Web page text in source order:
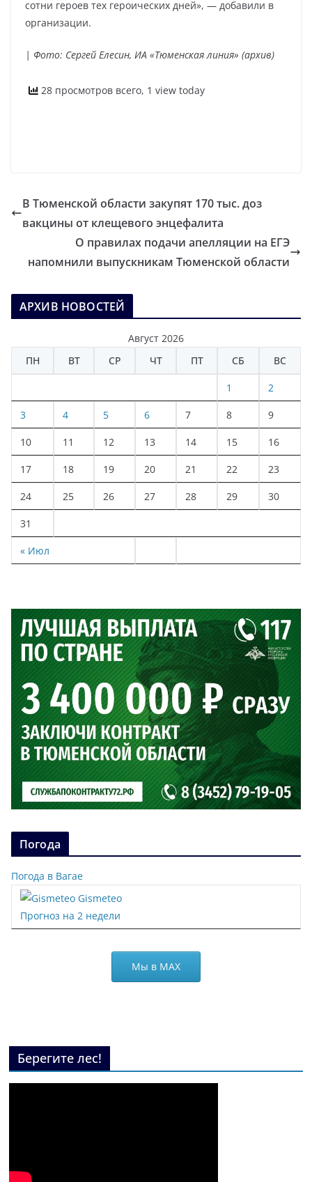
сотни героев тех героических дней», — добавили в
организации.
| Фото: Сергей Елесин, ИА «Тюменская линия» (архив)
28 просмотров всего, 1 view today
В Тюменской области закупят 170 тыс. доз
вакцины от клещевого энцефалита
О правилах подачи апелляции на ЕГЭ
напомнили выпускникам Тюменской области
АРХИВ НОВОСТЕЙ
Август 2026
ПН
ВТ СР ЧТ ПТ СБ ВС
« Июл
1 2
3 4 5 6 7 8 9
10 11 12 13 14 15 16
17 18 19 20 21 22 23
24 25 26 27 28 29 30
31
Погода
Погода в Вагае
Gismeteo
Прогноз на 2 недели
Мы в МАХ
Берегите лес!